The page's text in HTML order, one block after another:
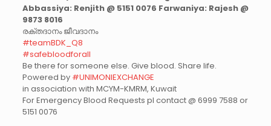
Abbassiya: Renjith @ 5151 0076 Farwaniya: Rajesh @
9873 8016
രക്തദാനം ജീവദാനം
#teamBDK_Q8
#safebloodforall
Be there for someone else. Give blood. Share life.
Powered by #UNIMONIEXCHANGE
in association with MCYM-KMRM, Kuwait
For Emergency Blood Requests pl contact @ 6999 7588 or
5151 0076